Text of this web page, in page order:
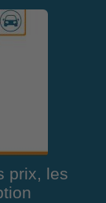
prix, les